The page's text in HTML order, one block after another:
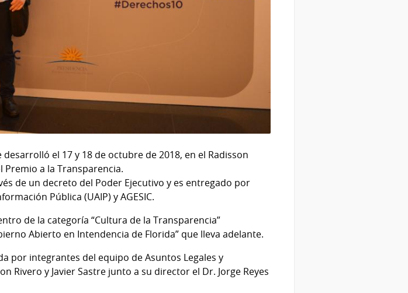
el 17 y 18 de octubre de 2018, en el Radisson
Premio a la Transparencia.
de un decreto del Poder Ejecutivo y es entregado por
Pública (UAIP) y AGESIC.
de la categoría “Cultura de la Transparencia”
Abierto en Intendencia de Florida” que lleva adelante.
por integrantes del equipo de Asuntos Legales y
Rivero y Javier Sastre junto a su director el Dr. Jorge Reyes